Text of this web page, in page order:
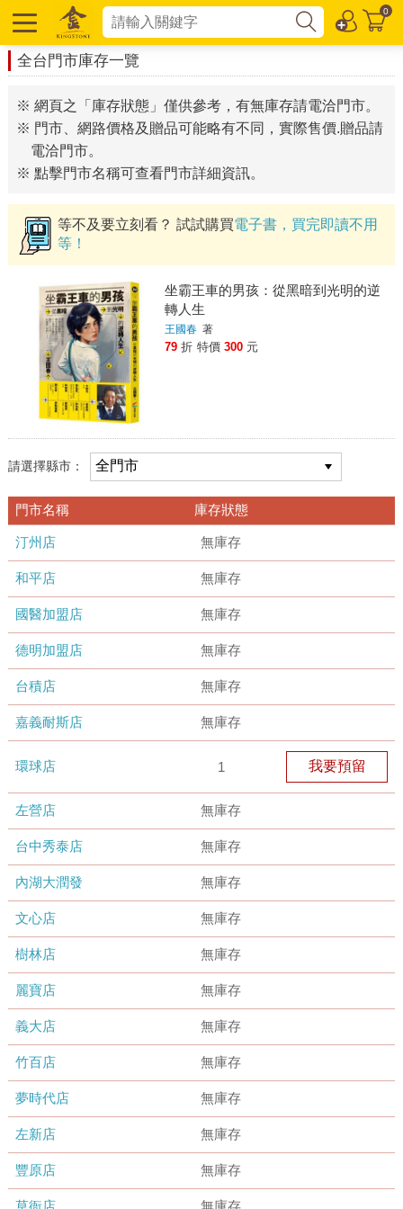
0
全台門市庫存一覽
※ 網頁之「庫存狀態」僅供參考，有無庫存請電洽門市。
※ 門市、網路價格及贈品可能略有不同，實際售價.贈品請
電洽門市。
※ 點擊門市名稱可查看門市詳細資訊。
等不及要立刻看？ 試試購買電子書，買完即讀不用
等！
坐霸王車的男孩：從黑暗到光明的逆
轉人生
王國春 著
79 折 特價 300 元
請選擇縣市：
門市名稱 庫存狀態
汀州店 無庫存
和平店 無庫存
國醫加盟店 無庫存
德明加盟店 無庫存
台積店 無庫存
嘉義耐斯店 無庫存
環球店 1 我要預留
左營店 無庫存
台中秀泰店 無庫存
內湖大潤發 無庫存
文心店 無庫存
樹林店 無庫存
麗寶店 無庫存
義大店 無庫存
竹百店 無庫存
夢時代店 無庫存
左新店 無庫存
豐原店 無庫存